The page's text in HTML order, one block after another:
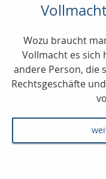
Wozu braucht
Vollmacht es sich
andere Person, die
Rechtsgeschäfte